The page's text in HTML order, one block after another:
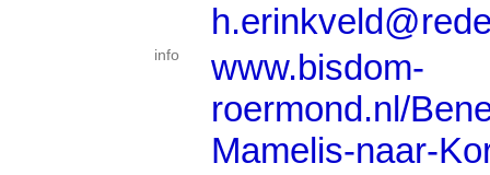
info
www.bisdom-
roermond.nl/
Mamelis-naar-